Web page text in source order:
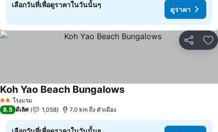
เลือกวันที่เพื่อดูราคาในวันนั้นๆ
ดูราคา
แชร์ เ
2 ดาวโรงแรม
Koh Yao Beach Bungalows
8.5 ดีเลิศ 1,058 7.0 km ถึง ตัวเมือง